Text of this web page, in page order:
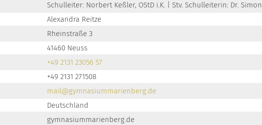
Schulleiter: Norbert Keßler, OStD i.K. | Stv. Schulleiterin: Dr.
Alexandra Reitze
Rheinstraße 3
41460 Neuss
+49 2131 23056 57
+49 2131 271508
mail@gymnasiummarienberg.de
Deutschland
gymnasiummarienberg.de